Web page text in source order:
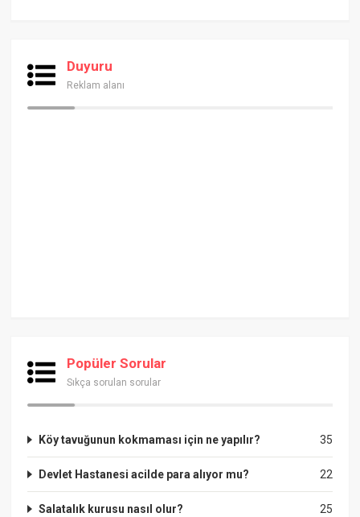
Duyuru
Reklam alanı
Popüler Sorular
Sıkça sorulan sorular
35
Köy tavuğunun kokmaması için ne yapılır?
22
Devlet Hastanesi acilde para alıyor mu?
25
Salatalık kurusu nasıl olur?